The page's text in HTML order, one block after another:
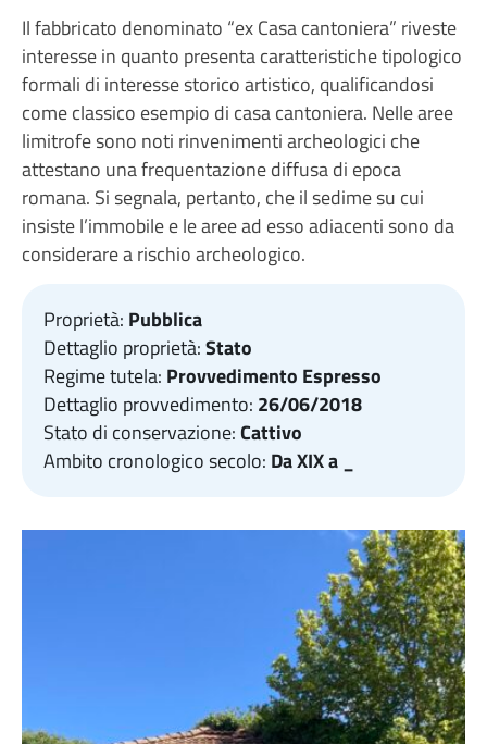
Il fabbricato denominato “ex Casa cantoniera” riveste
interesse in quanto presenta caratteristiche tipologico
formali di interesse storico artistico, qualificandosi
come classico esempio di casa cantoniera. Nelle aree
limitrofe sono noti rinvenimenti archeologici che
attestano una frequentazione diffusa di epoca
romana. Si segnala, pertanto, che il sedime su cui
insiste l’immobile e le aree ad esso adiacenti sono da
considerare a rischio archeologico.
Proprietà: Pubblica
Dettaglio proprietà:Stato
Regime tutela: Provvedimento Espresso
Dettaglio provvedimento: 26/06/2018
Stato di conservazione:Cattivo
Ambito cronologico secolo: Da XIX a _